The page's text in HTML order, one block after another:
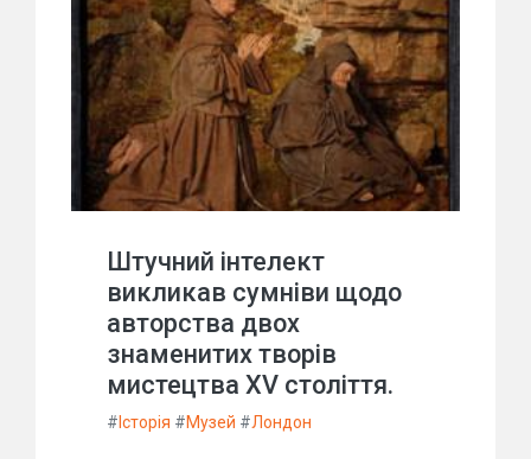
Штучний інтелект
викликав сумніви щодо
авторства двох
знаменитих творів
мистецтва XV століття.
# Історія #Музей #Лондон